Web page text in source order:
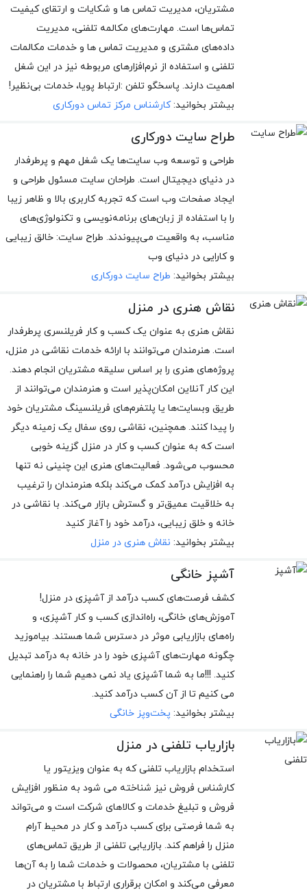
مشتریان، مدیریت تماس ها و شکایات و ارتقای کیفیت
تماس‌ها است. مهارت‌های مکالمه تلفنی، مدیریت
داده‌های مشتری و مدیریت تماس ها و خدمات مکالمات
تلفنی و استفاده از نرم‌افزارهای مربوطه نیز در این شغل
اهمیت دارند. پاسخگو تلفن :ارتباط پویا، خدمات بی‌نظیر!
بیشتر بخوانید:کارشناس مرکز تماس دورکاری
طراح سایت دورکاری
طراحی و توسعه وب سایت‌ها یک شغل مهم و پرطرفدار
در دنیای دیجیتال است. طراحان سایت مسئول طراحی و
ایجاد صفحات وب است که تجربه کاربری بالا و ظاهر زیبا
را با استفاده از زبان‌های برنامه‌نویسی و تکنولوژی‌های
مناسب، به واقعیت می‌پیوندند. طراح سایت: خالق زیبایی
و کارایی در دنیای وب
بیشتر بخوانید: طراح سایت دورکاری
نقاش هنری در منزل
نقاش هنری به عنوان یک کسب و کار فریلنسری پرطرفدار
است. هنرمندان می‌توانند با ارائه خدمات نقاشی در منزل،
پروژه‌های هنری را بر اساس سلیقه مشتریان انجام دهند.
این کار آنلاین امکان‌پذیر است و هنرمندان می‌توانند از
طریق وبسایت‌ها یا پلتفرم‌های فریلنسینگ مشتریان خود
را پیدا کنند. همچنین، نقاشی روی سفال یک زمینه دیگر
است که به عنوان کسب و کار در منزل گزینه خوبی
محسوب می‌شود. فعالیت‌های هنری این چنینی نه تنها
به افزایش درآمد کمک می‌کند بلکه هنرمندان را ترغیب
به خلاقیت عمیق‌تر و گسترش بازار می‌کند. با نقاشی در
خانه و خلق زیبایی، درآمد خود را آغاز کنید
بیشتر بخوانید: نقاش هنری در منزل
آشپز خانگی
کشف فرصت‌های کسب درآمد از آشپزی در منزل!
آموزش‌های خانگی، راه‌اندازی کسب و کار آشپزی، و
راه‌های بازاریابی موثر در دسترس شما هستند. بیاموزید
چگونه مهارت‌های آشپزی خود را در خانه به درآمد تبدیل
کنید. !!!ما به شما آشپزی یاد نمی دهیم شما را راهنمایی
می کنیم تا از آن کسب درآمد کنید.
بیشتر بخوانید: پخت‌وپز خانگی
بازاریاب تلفنی در منزل
استخدام بازاریاب تلفنی که به عنوان ویزیتور یا
کارشناس فروش نیز شناخته می شود به منظور افزایش
فروش و تبلیغ خدمات و کالاهای شرکت است و می‌تواند
به شما فرصتی برای کسب درآمد و کار در محیط آرام
منزل را فراهم کند. بازاریابی تلفنی از طریق تماس‌های
تلفنی با مشتریان، محصولات و خدمات شما را به آن‌ها
معرفی می‌کند و امکان برقراری ارتباط با مشتریان در